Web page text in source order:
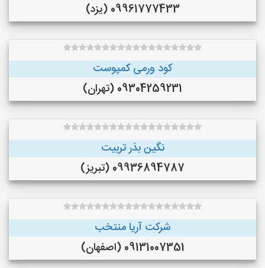
09961777433 (یزد)
کود ورمی کمپوست
09304259231 (تهران)
نگین بذر تربیت
09936894787 (تبریز)
شرکت آریا منتخب
09131007351 (اصفهان)